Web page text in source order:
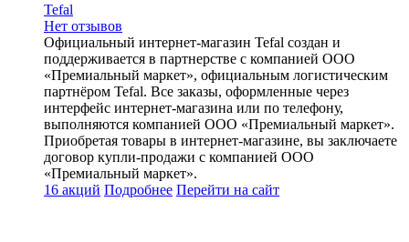
Tefal
Нет отзывов
Официальный интернет-магазин Tefal создан и
поддерживается в партнерстве с компанией ООО
«Премиальный маркет», официальным логистическим
партнёром Tefal. Все заказы, оформленные через
интерфейс интернет-магазина или по телефону,
выполняются компанией ООО «Премиальный маркет».
Приобретая товары в интернет-магазине, вы заключаете
договор купли-продажи с компанией ООО
«Премиальный маркет».
16 акций Подробнее Перейти на сайт